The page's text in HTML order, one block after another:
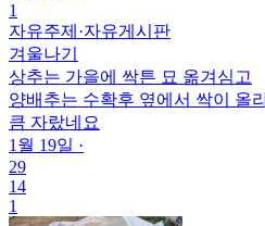
1
자유주제 ·자유게시판
겨울나기
상추는 가을에 싹튼 묘 옮겨심고
양배추는 수확후 옆에서 싹이 올
큼 자랐네요
1월 19일 ·
29
14
1